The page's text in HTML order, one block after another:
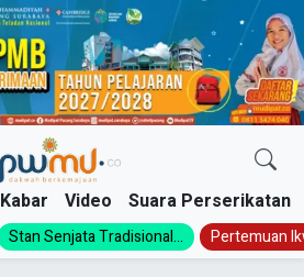
Kabar Video Suara Perserikatan
Stan Senjata Tradisional... Pertemuan